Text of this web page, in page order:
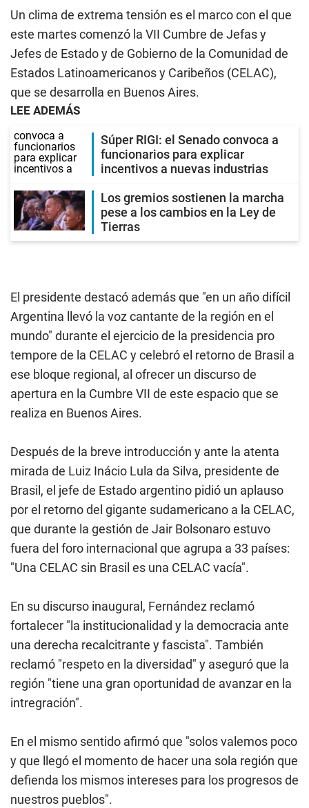
Un clima de extrema tensión es el marco con el que
este martes comenzó la VII Cumbre de Jefas y
Jefes de Estado y de Gobierno de la Comunidad de
Estados Latinoamericanos y Caribeños (CELAC),
que se desarrolla en Buenos Aires.
LEE ADEMÁS
Súper RIGI: el Senado convoca a
funcionarios para explicar
incentivos a nuevas industrias
Los gremios sostienen la marcha
pese a los cambios en la Ley de
Tierras
El presidente destacó además que "en un año difícil
Argentina llevó la voz cantante de la región en el
mundo" durante el ejercicio de la presidencia pro
tempore de la CELAC y celebró el retorno de Brasil a
ese bloque regional, al ofrecer un discurso de
apertura en la Cumbre VII de este espacio que se
realiza en Buenos Aires.
Después de la breve introducción y ante la atenta
mirada de Luiz Inácio Lula da Silva, presidente de
Brasil, el jefe de Estado argentino pidió un aplauso
por el retorno del gigante sudamericano a la CELAC,
que durante la gestión de Jair Bolsonaro estuvo
fuera del foro internacional que agrupa a 33 países:
"Una CELAC sin Brasil es una CELAC vacía".
En su discurso inaugural, Fernández reclamó
fortalecer "la institucionalidad y la democracia ante
una derecha recalcitrante y fascista". También
reclamó "respeto en la diversidad" y aseguró que la
región "tiene una gran oportunidad de avanzar en la
intregración".
En el mismo sentido afirmó que "solos valemos poco
y que llegó el momento de hacer una sola región que
defienda los mismos intereses para los progresos de
nuestros pueblos".